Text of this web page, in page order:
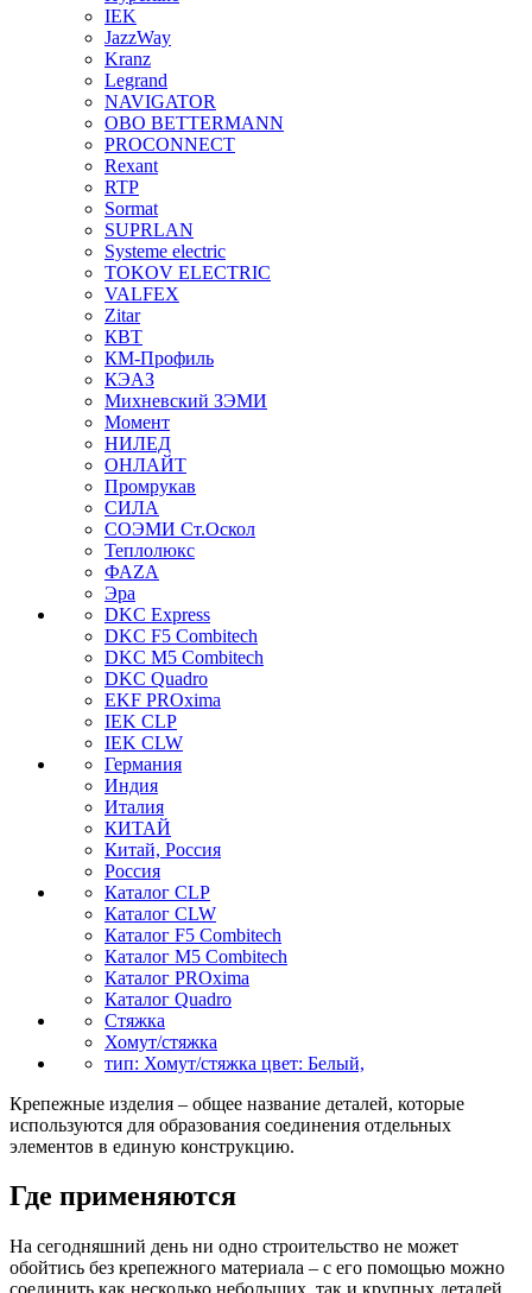
IEK
JazzWay
Kranz
Legrand
NAVIGATOR
OBO BETTERMANN
PROCONNECT
Rexant
RTP
Sormat
SUPRLAN
Systeme electric
TOKOV ELECTRIC
VALFEX
Zitar
КВТ
КМ-Профиль
КЭАЗ
Михневский ЗЭМИ
Момент
НИЛЕД
ОНЛАЙТ
Промрукав
СИЛА
СОЭМИ Ст.Оскол
Теплолюкс
ФАZА
Эра
DKC Express
DKC F5 Combitech
DKC M5 Combitech
DKC Quadro
EKF PROxima
IEK CLP
IEK CLW
Германия
Индия
Италия
КИТАЙ
Китай, Россия
Россия
Каталог CLP
Каталог CLW
Каталог F5 Combitech
Каталог M5 Combitech
Каталог PROxima
Каталог Quadro
Стяжка
Хомут/стяжка
тип: Хомут/стяжка цвет: Белый,
Крепежные изделия – общее название деталей, которые
используются для образования соединения отдельных
элементов в единую конструкцию.
Где применяются
На сегодняшний день ни одно строительство не может
обойтись без крепежного материала – с его помощью можно